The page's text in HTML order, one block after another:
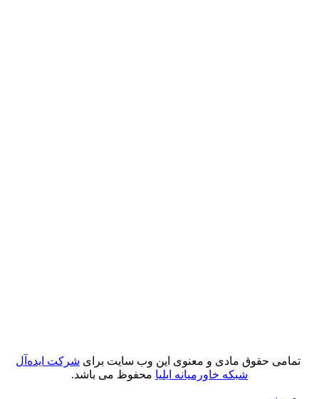
تمامی حقوق مادی و معنوی این وب سایت برای شرکت ایده‌آل
شبکه خاورمیانه ایلیا محفوظ می باشد.